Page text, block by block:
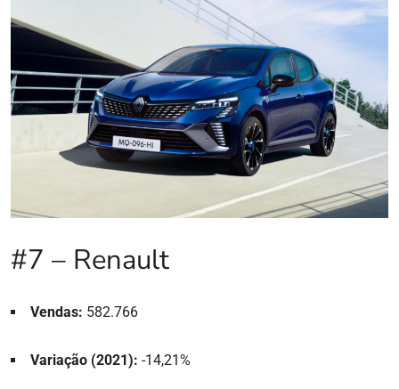
#7 – Renault
Vendas: 582.766
Variação (2021): -14,21%